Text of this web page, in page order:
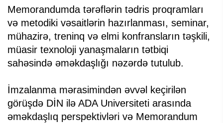
Memorandumda tərəflərin tədris proqramları
və metodiki vəsaitlərin hazırlanması, seminar,
mühazirə, treninq və elmi konfransların təşkili,
müasir texnoloji yanaşmaların tətbiqi
sahəsində əməkdaşlığı nəzərdə tutulub.
İmzalanma mərasimindən əvvəl keçirilən
görüşdə DİN ilə ADA Universiteti arasında
əməkdaşlıq perspektivləri və Memorandum